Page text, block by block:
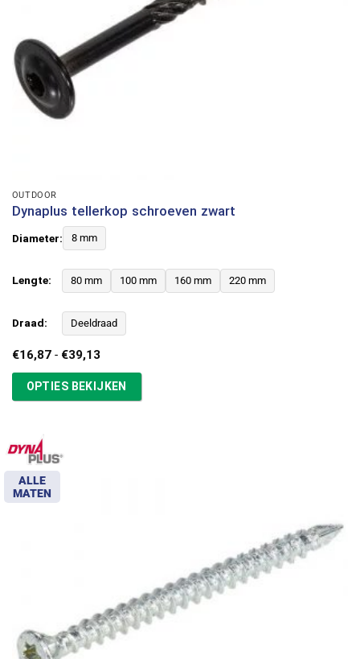
OUTDOOR
Dynaplus tellerkop schroeven zwart
Diameter: 8 mm
Lengte: 80 mm 100 mm 160 mm 220 mm
Draad: Deeldraad
€16,87 - €39,13Prijsklasse:
tot
€39,13
OPTIES BEKIJKEN
ALLE
MATEN